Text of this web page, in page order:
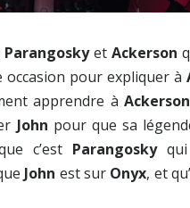
Parangoskyet Ackerson
occasion pour expliquer à
apprendre à Ackerson
John pour que sa
c’est Parangoskyqui
John est sur Onyx, et